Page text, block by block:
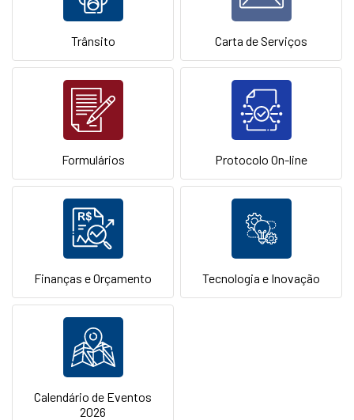
Trânsito Carta de Serviços
Formulários Protocolo On-line
Finanças e Orçamento Tecnologia e Inovação
Calendário de Eventos
2026